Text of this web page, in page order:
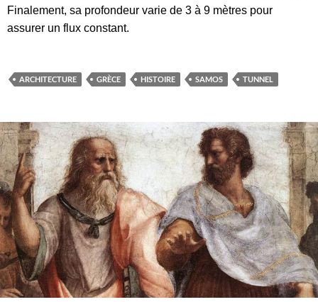
Finalement, sa profondeur varie de 3 à 9 mètres pour
assurer un flux constant.
ARCHITECTURE GRÈCE HISTOIRE SAMOS TUNNEL